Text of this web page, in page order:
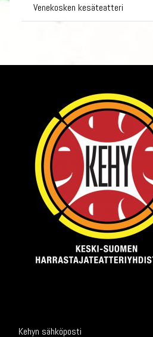
Venekosken kesäteatteri
Kehyn sähköposti